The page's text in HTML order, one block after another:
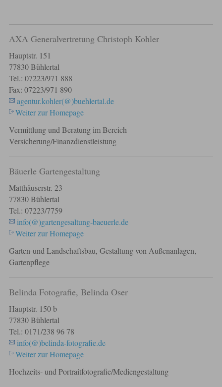
AXA Generalvertretung Christoph Kohler
Hauptstr. 151
77830 Bühlertal
Tel.: 07223/971 888
Fax: 07223/971 890
agentur.kohler(@)buehlertal.de
Weiter zur Homepage
Vermittlung und Beratung im Bereich
Versicherung/Finanzdienstleistung
Bäuerle Gartengestaltung
Matthäuserstr. 23
77830 Bühlertal
Tel.: 07223/7759
info(@)gartengesaltung-baeuerle.de
Weiter zur Homepage
Garten-und Landschaftsbau, Gestaltung von Außenanlagen,
Gartenpflege
Belinda Fotografie, Belinda Oser
Hauptstr. 150 b
77830 Bühlertal
Tel.: 0171/238 96 78
info(@)belinda-fotografie.de
Weiter zur Homepage
Hochzeits- und Portraitfotografie/Mediengestaltung